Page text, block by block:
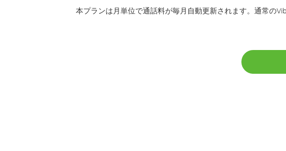
本プランは月単位で通話料が毎月自動更新されます。通常の